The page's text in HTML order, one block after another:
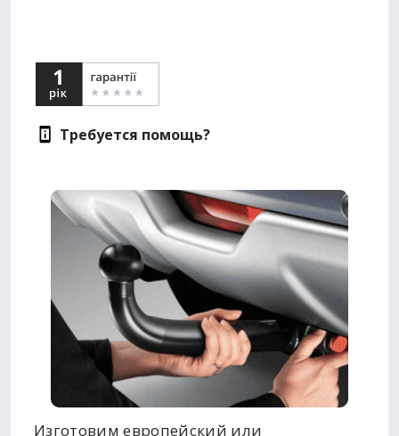
Требуется помощь?
Изготовим европейский или